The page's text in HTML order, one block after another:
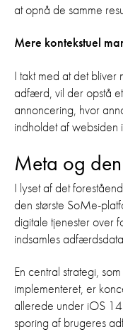
at opnå de samme
Mere kontekstuel
I takt med at det
adfærd, vil der opstå
annoncering, hvor
indholdet af
Meta og
I lyset af det
den største SoMe-
digitale tjenester over
indsamles
En central strategi,
implementeret, er
allerede under iOS
sporing af brugeres